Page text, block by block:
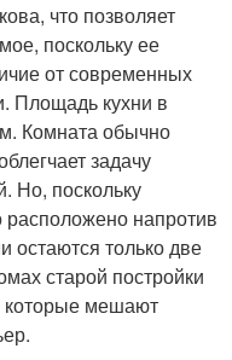
что позволяет
поскольку ее
от современных
Площадь кухни в
Комната обычно
задачу
Но, поскольку
расположено напротив
остаются только две
старой постройки
которые мешают